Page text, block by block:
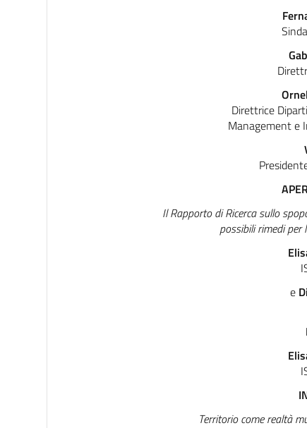
Direttrice
Management e
Il Rapporto di Ricerca sullo
possibili rimedi per
e
Territorio come realtà